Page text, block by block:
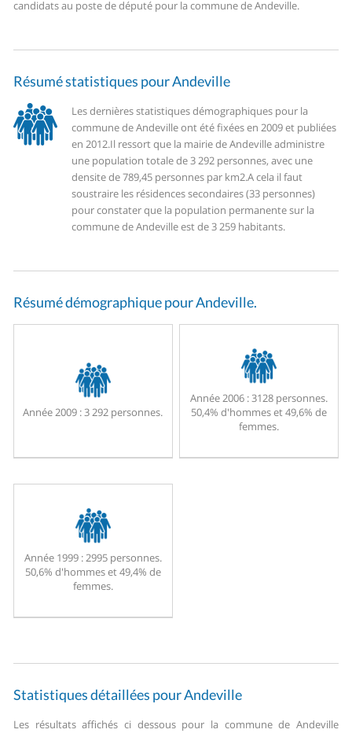
candidats au poste de député pour la commune de Andeville.
Résumé statistiques pour Andeville
Les dernières statistiques démographiques pour la
commune de Andeville ont été fixées en 2009 et publiées
en 2012.Il ressort que la mairie de Andeville administre
une population totale de 3 292 personnes, avec une
densite de 789,45 personnes par km2.A cela il faut
soustraire les résidences secondaires (33 personnes)
pour constater que la population permanente sur la
commune de Andeville est de 3 259 habitants.
Résumé démographique pour Andeville.
Année 2009 :3 292 personnes.
Année 2006 :3128 personnes.
50,4% d'hommes et 49,6% de
femmes.
Année 1999 :2995 personnes.
50,6% d'hommes et 49,4% de
femmes.
Statistiques détaillées pour Andeville
Les résultats affichés ci dessous pour la commune de Andeville